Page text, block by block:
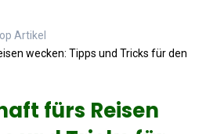
Artikel
wecken: Tipps und Tricks für den
fürs Reisen